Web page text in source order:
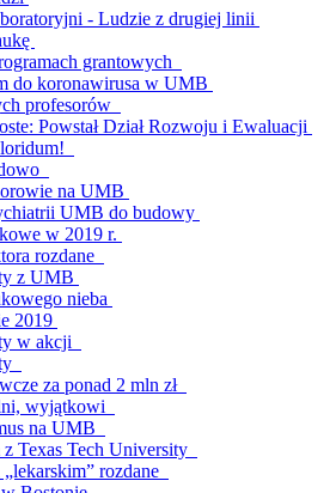
- Ludzie z drugiej linii
grantowych
do koronawirusa w UMB
profesorów
Powstał Dział Rozwoju i Ewaluacji
na UMB
UMB do budowy
w 2019 r.
rozdane
z UMB
nieba
2019
w akcji
za ponad 2 mln zł
wyjątkowi
na UMB
Texas Tech University
rozdane